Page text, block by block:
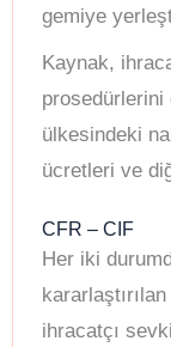
gemiye
Kaynak,
prosedürlerini
ülkesindeki
ücretleri ve
CFR – CIF
Her iki
ihracatçı